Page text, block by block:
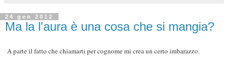
24 gen 2012
Ma la l'aura è una cosa che si mangia?
A parte il fatto che chiamarti per cognome mi crea un certo imbarazzo.